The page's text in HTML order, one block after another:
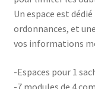
Un espace est
ordonnances, et
vos informations
-Espaces pour 1